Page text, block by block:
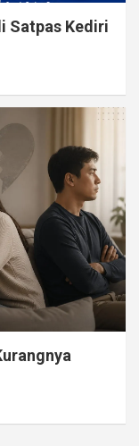
Satpas Kediri